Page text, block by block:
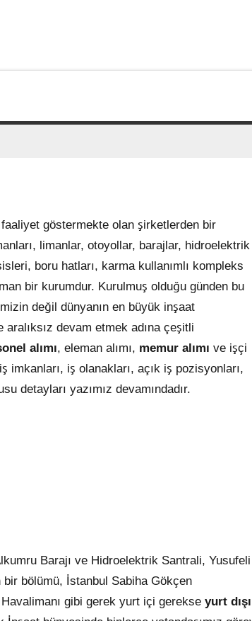
göstermekte olan şirketlerden bir
limanlar, otoyollar, barajlar, hidroelektrik
boru hatları, karma kullanımlı kompleks
bir kurumdur. Kurulmuş olduğu günden bu
değil dünyanın en büyük inşaat
devam etmek adına çeşitli
alımı, eleman alımı, memur alımı ve işçi
imkanları, iş olanakları, açık iş pozisyonları,
detayları yazımız devamındadır.
Barajı ve Hidroelektrik Santrali, Yusufeli
bir bölümü, İstanbul Sabiha Gökçen
gibi gerek yurt içi gerekse yurt dışı